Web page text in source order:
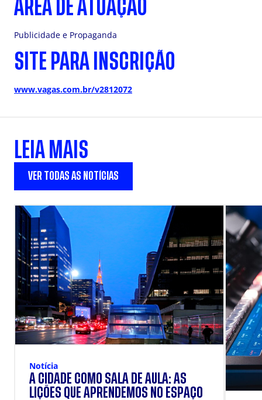
ÁREA DE ATUAÇÃO
Publicidade e Propaganda
SITE PARA INSCRIÇÃO
www.vagas.com.br/v2812072
LEIA MAIS
VER TODAS AS NOTÍCIAS
Notícia
A CIDADE COMO SALA DE AULA: AS
LIÇÕES QUE APRENDEMOS NO ESPAÇO